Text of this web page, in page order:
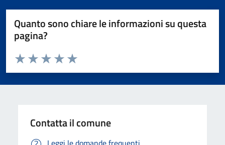
Quanto sono chiare le informazioni su questa
pagina?
Valuta da 1 a 5 stelle la pagina
Valuta 5 stelle su 5
Valuta 4 stelle su 5
Valuta 3 stelle su 5
Valuta 2 stelle su 5
Valuta 1 stelle su 5
Contatta il comune